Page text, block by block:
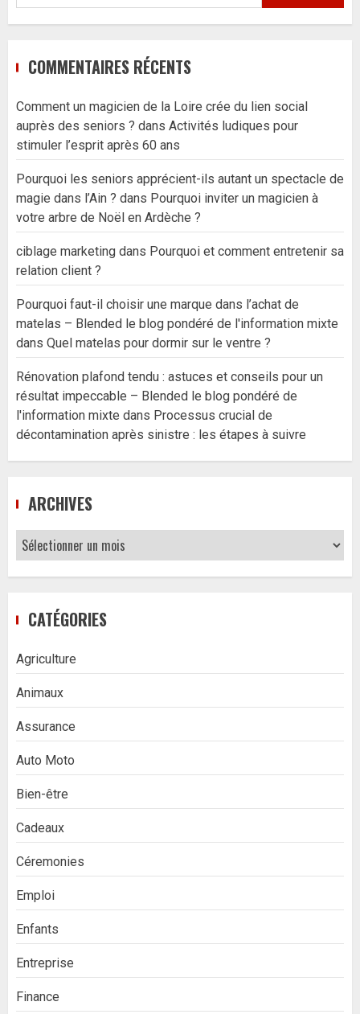
COMMENTAIRES RÉCENTS
Comment un magicien de la Loire crée du lien social
auprès des seniors ? dans Activités ludiques pour
stimuler l’esprit après 60 ans
Pourquoi les seniors apprécient-ils autant un spectacle de
magie dans l’Ain ? dans Pourquoi inviter un magicien à
votre arbre de Noël en Ardèche ?
ciblage marketing dans Pourquoi et comment entretenir sa
relation client ?
Pourquoi faut-il choisir une marque dans l’achat de
matelas – Blended le blog pondéré de l'information mixte
dans Quel matelas pour dormir sur le ventre ?
Rénovation plafond tendu : astuces et conseils pour un
résultat impeccable – Blended le blog pondéré de
l'information mixte dans Processus crucial de
décontamination après sinistre : les étapes à suivre
ARCHIVES
Archives
CATÉGORIES
Agriculture
Animaux
Assurance
Auto Moto
Bien-être
Cadeaux
Céremonies
Emploi
Enfants
Entreprise
Finance